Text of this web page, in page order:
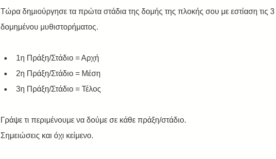
Τώρα δημιούργησε τα πρώτα στάδια της δομής της πλοκής σου με εστίαση τις 3
δομημένου μυθιστορήματος.
1η Πράξη/Στάδιο = Αρχή
2η Πράξη/Στάδιο = Μέση
3η Πράξη/Στάδιο = Τέλος
Γράψε τι περιμένουμε να δούμε σε κάθε πράξη/στάδιο.
Σημειώσεις και όχι κείμενο.